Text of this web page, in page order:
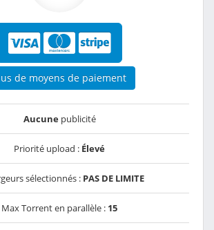
de moyens de paiement
Aucunepublicité
Priorité upload : Élevé
sélectionnés : PAS DE LIMITE
Max Torrent en parallèle : 15